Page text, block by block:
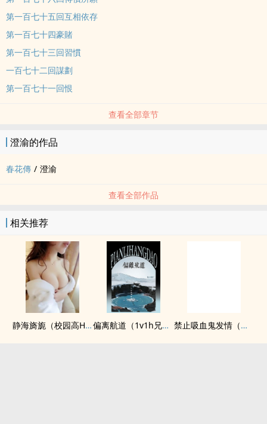
第一百七十五回互相依存
第一百七十四豪賭
第一百七十三回習慣
一百七十二回謀劃
第一百七十一回恨
查看全部章节
澄渝的作品
春花傳 / 澄渝
查看全部作品
相关推荐
静海旖旎（校园高H） 偏离航道（1v1h兄妹骨科bg） 禁止吸血鬼发情（姐狗高H 1v1）